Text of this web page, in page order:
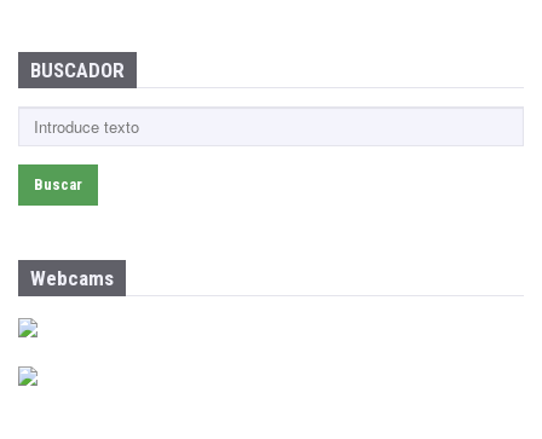
BUSCADOR
u
s
a
:
Webcams